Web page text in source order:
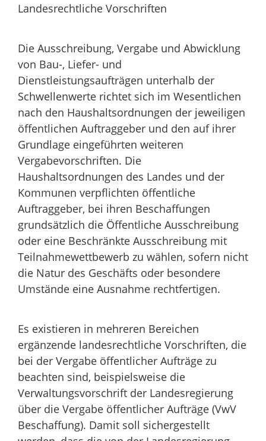
Landesrechtliche Vorschriften
Die Ausschreibung, Vergabe und Abwicklung
von Bau-, Liefer- und
Dienstleistungsaufträgen unterhalb der
Schwellenwerte richtet sich im Wesentlichen
nach den Haushaltsordnungen der jeweiligen
öffentlichen Auftraggeber und den auf ihrer
Grundlage eingeführten weiteren
Vergabevorschriften. Die
Haushaltsordnungen des Landes und der
Kommunen verpflichten öffentliche
Auftraggeber, bei ihren Beschaffungen
grundsätzlich die Öffentliche Ausschreibung
oder eine Beschränkte Ausschreibung mit
Teilnahmewettbewerb zu wählen, sofern nicht
die Natur des Geschäfts oder besondere
Umstände eine Ausnahme rechtfertigen.
Es existieren in mehreren Bereichen
ergänzende landesrechtliche Vorschriften, die
bei der Vergabe öffentlicher Aufträge zu
beachten sind, beispielsweise die
Verwaltungsvorschrift der Landesregierung
über die Vergabe öffentlicher Aufträge (VwV
Beschaffung). Damit soll sichergestellt